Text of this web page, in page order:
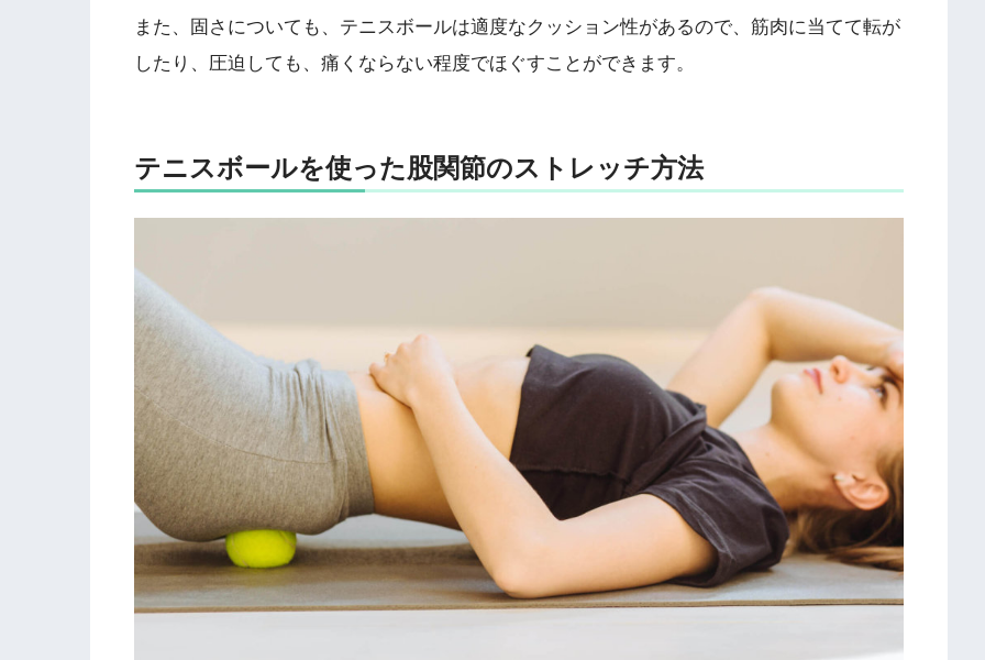
また、固さについても、テニスボールは適度なクッション性があるので、筋肉に当てて転が
したり、圧迫しても、痛くならない程度でほぐすことができます。
テニスボールを使った股関節のストレッチ方法